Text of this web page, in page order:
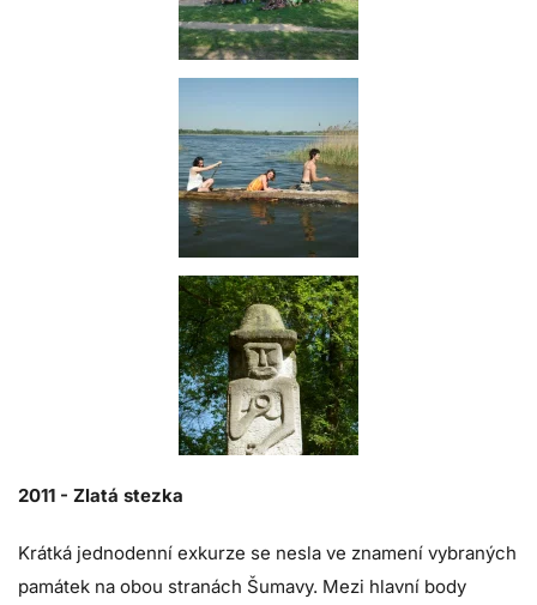
2011 - Zlatá stezka
Krátká jednodenní exkurze se nesla ve znamení vybraných
památek na obou stranách Šumavy. Mezi hlavní body